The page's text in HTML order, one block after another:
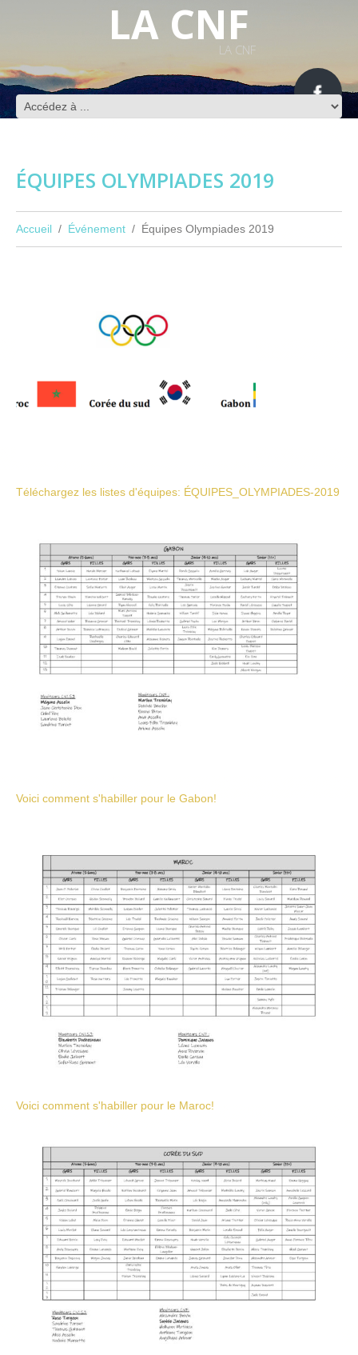
LA CNF
LA CNF
ÉQUIPES OLYMPIADES 2019
Accueil Événement Équipes Olympiades 2019
Téléchargez les listes d'équipes: ÉQUIPES_OLYMPIADES-2019
Voici comment s'habiller pour le Gabon!
Voici comment s'habiller pour le Maroc!